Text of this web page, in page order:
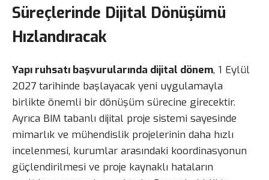
Süreçlerinde Dijital Dönüşümü
Hızlandıracak
Yapı ruhsatı başvurularında dijital dönem, 1 Eylül
2027 tarihinde başlayacak yeni uygulamayla
birlikte önemli bir dönüşüm sürecine girecektir.
Ayrıca BIM tabanlı dijital proje sistemi sayesinde
mimarlık ve mühendislik projelerinin daha hızlı
incelenmesi, kurumlar arasındaki koordinasyonun
güçlendirilmesi ve proje kaynaklı hataların